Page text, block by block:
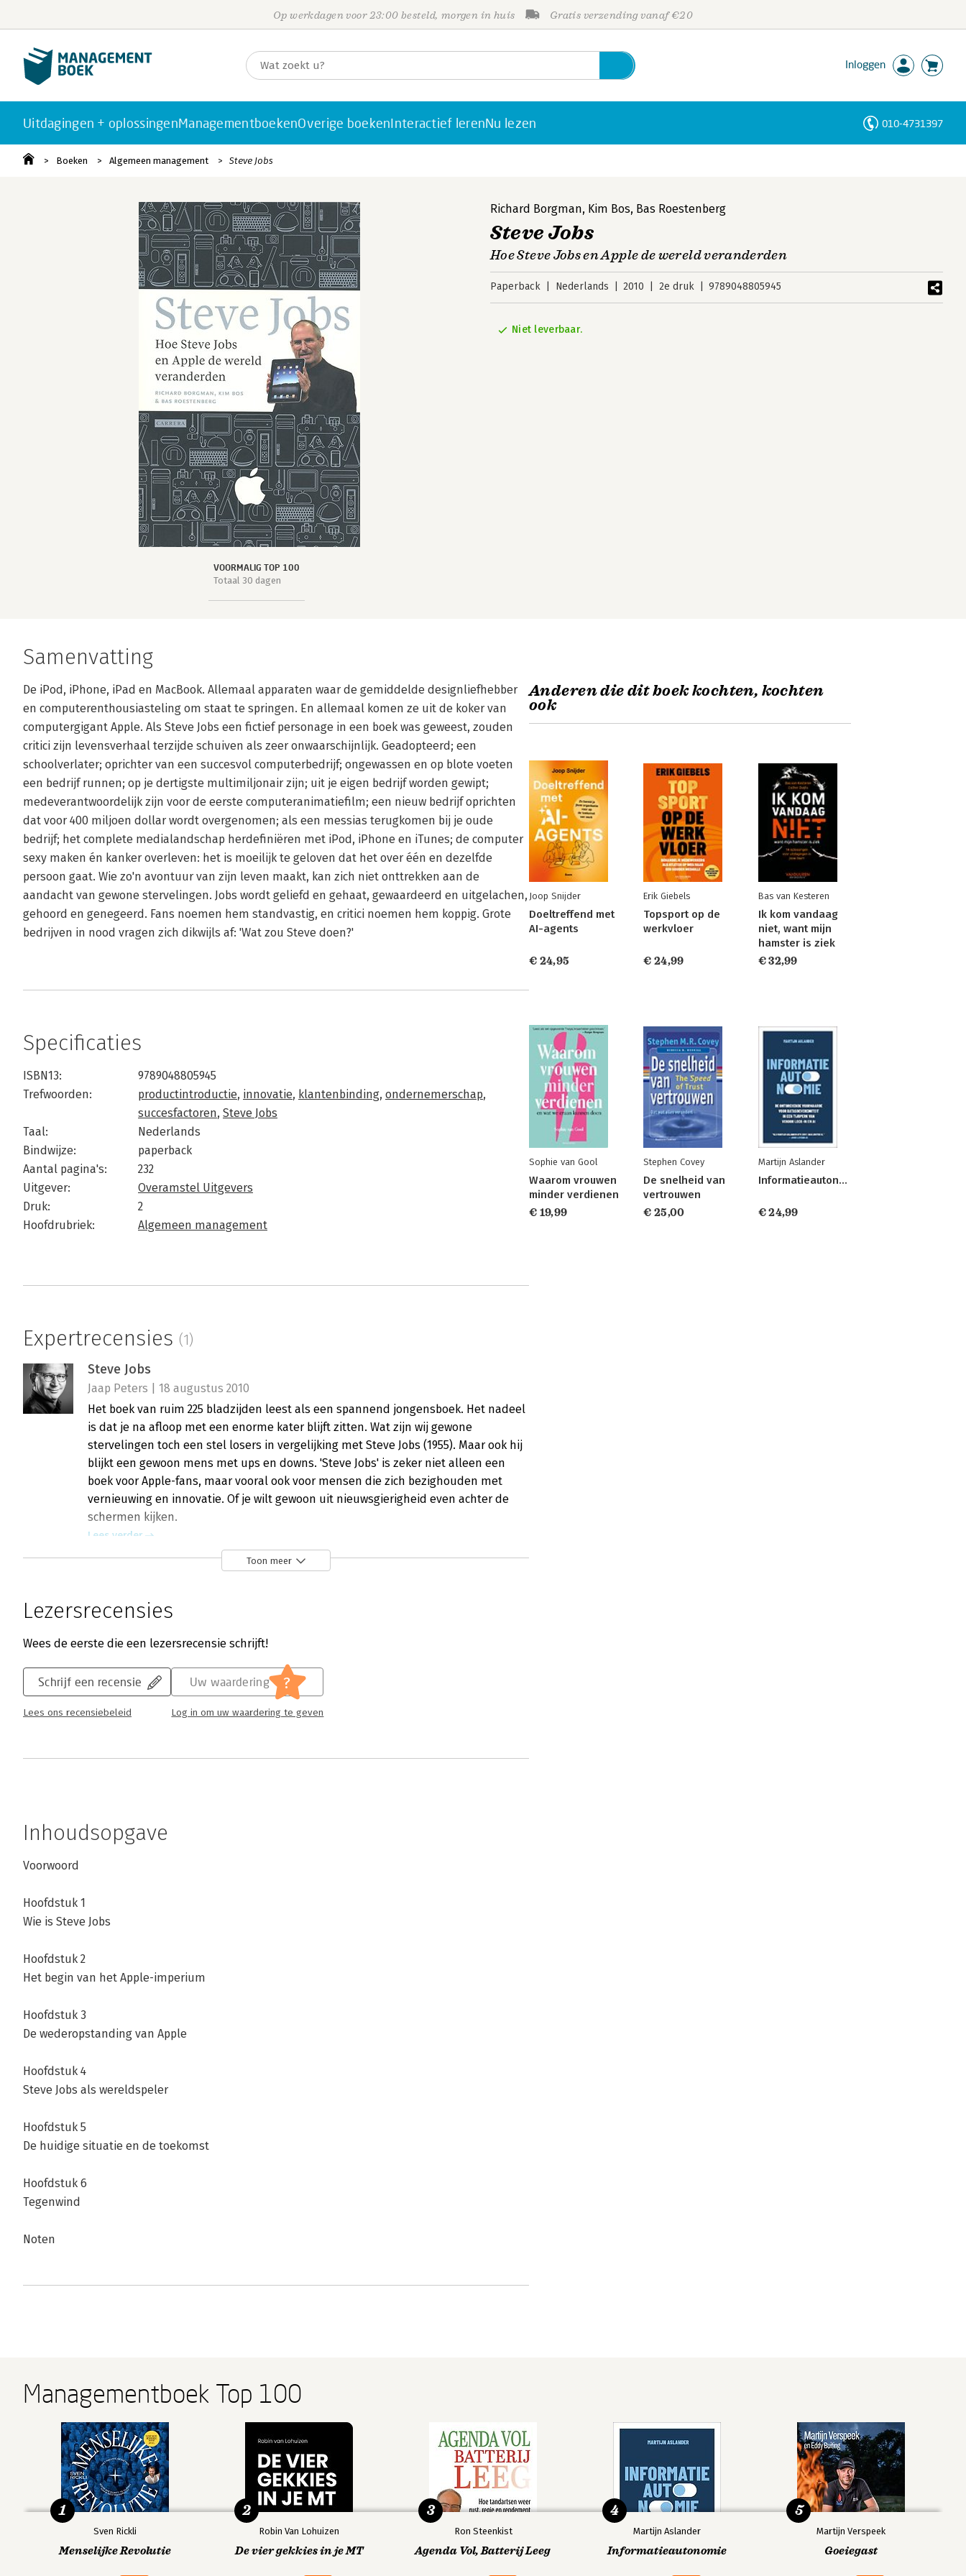
Op werkdagen voor 23:00 besteld, morgen in huis Gratis verzending vanaf €20
Inloggen
Uitdagingen + oplossingenManagementboekenOverige boekenInteractief lerenNu lezen 010-4731397
Boeken Algemeen management Steve Jobs
VOORMALIG TOP 100
Totaal 30 dagen
Richard Borgman, Kim Bos, Bas Roestenberg
Steve Jobs
Hoe Steve Jobs en Apple de wereld veranderden
Paperback Nederlands 2010 2e druk 9789048805945
Niet leverbaar.
Samenvatting
De iPod, iPhone, iPad en MacBook. Allemaal apparaten waar de gemiddelde designliefhebber
en computerenthousiasteling om staat te springen. En allemaal komen ze uit de koker van
computergigant Apple. Als Steve Jobs een fictief personage in een boek was geweest, zouden
critici zijn levensverhaal terzijde schuiven als zeer onwaarschijnlijk. Geadopteerd; een
schoolverlater; oprichter van een succesvol computerbedrijf; ongewassen en op blote voeten
een bedrijf runnen; op je dertigste multimiljonair zijn; uit je eigen bedrijf worden gewipt;
medeverantwoordelijk zijn voor de eerste computeranimatiefilm; een nieuw bedrijf oprichten
dat voor 400 miljoen dollar wordt overgenomen; als een messias terugkomen bij je oude
bedrijf; het complete medialandschap herdefiniëren met iPod, iPhone en iTunes; de computer
sexy maken én kanker overleven: het is moeilijk te geloven dat het over één en dezelfde
persoon gaat. Wie zo'n avontuur van zijn leven maakt, kan zich niet onttrekken aan de
aandacht van gewone stervelingen. Jobs wordt geliefd en gehaat, gewaardeerd en uitgelachen,
gehoord en genegeerd. Fans noemen hem standvastig, en critici noemen hem koppig. Grote
bedrijven in nood vragen zich dikwijls af: 'Wat zou Steve doen?'
Specificaties
ISBN13:
9789048805945
Trefwoorden:
productintroductie, innovatie, klantenbinding, ondernemerschap,
succesfactoren, Steve Jobs
Taal:
Nederlands
Bindwijze:
paperback
Aantal pagina's:
232
Uitgever:
Overamstel Uitgevers
Druk:
2
Hoofdrubriek:
Algemeen management
Expertrecensies (1)
Steve Jobs
Jaap Peters | 18 augustus 2010
Het boek van ruim 225 bladzijden leest als een spannend jongensboek. Het nadeel
is dat je na afloop met een enorme kater blijft zitten. Wat zijn wij gewone
stervelingen toch een stel losers in vergelijking met Steve Jobs (1955). Maar ook hij
blijkt een gewoon mens met ups en downs. 'Steve Jobs' is zeker niet alleen een
boek voor Apple-fans, maar vooral ook voor mensen die zich bezighouden met
vernieuwing en innovatie. Of je wilt gewoon uit nieuwsgierigheid even achter de
schermen kijken.
Lees verder
Toon meer
Lezersrecensies
Wees de eerste die een lezersrecensie schrijft!
Schrijf een recensie
Lees ons recensiebeleid
Uw waardering ?
Log in om uw waardering te geven
Inhoudsopgave
Voorwoord
Hoofdstuk 1
Wie is Steve Jobs
Hoofdstuk 2
Het begin van het Apple-imperium
Hoofdstuk 3
De wederopstanding van Apple
Hoofdstuk 4
Steve Jobs als wereldspeler
Hoofdstuk 5
De huidige situatie en de toekomst
Hoofdstuk 6
Tegenwind
Noten
Anderen die dit boek kochten, kochten
ook
Joop Snijder
Doeltreffend met
AI-agents
€ 24,95
Erik Giebels
Topsport op de
werkvloer
€ 24,99
Bas van Kesteren
Ik kom vandaag
niet, want mijn
hamster is ziek
€ 32,99
Sophie van Gool
Waarom vrouwen
minder verdienen
€ 19,99
Stephen Covey
De snelheid van
vertrouwen
€ 25,00
Martijn Aslander
Informatieautonomie
€ 24,99
Managementboek Top 100
Sven Rickli
Menselijke Revolutie
1
Robin Van Lohuizen
De vier gekkies in je MT
2
Ron Steenkist
Agenda Vol, Batterij Leeg
3
Martijn Aslander
Informatieautonomie
4
Martijn Verspeek
Goeiegast
5
Personen